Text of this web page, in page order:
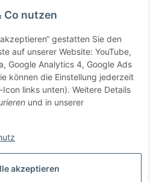
Co nutzen
gestatten Sie den
auf unserer Website: YouTube,
Google Analytics 4, Google Ads
können die Einstellung jederzeit
links unten). Weitere Details
und in unserer
akzeptieren